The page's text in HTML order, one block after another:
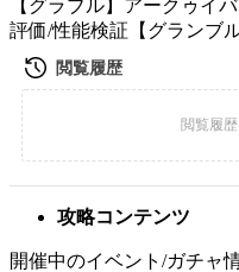
【グラブル】アークゥイ
評価/性能検証【グランブ
攻略コンテンツ
開催中のイベント/ガチャ